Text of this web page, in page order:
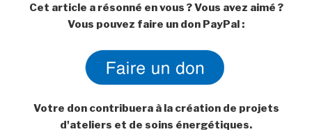
Cet article a résonné en vous ? Vous avez aimé ?
Vous pouvez faire un don PayPal :
Votre don contribuera à la création de projets
d'ateliers et de soins énergétiques.